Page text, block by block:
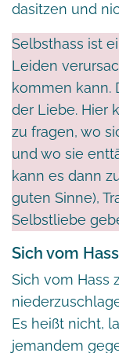
dasitzen und
Selbsthass ist
Leiden
kommen kann.
der Liebe. Hier
zu fragen, wo
und wo sie
kann es dann
guten Sinne),
Selbstliebe
Sich vom
Sich vom Hass
Es heißt nicht,
jemandem